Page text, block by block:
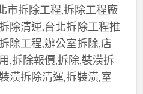
市拆除工程,拆除工程廠
除清運,台北拆除工程推
除工程,辦公室拆除,店
,拆除報價,拆除,裝潢拆
潢拆除清運,拆裝潢,室